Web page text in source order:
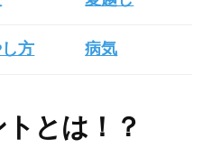
方 病気
とは！？